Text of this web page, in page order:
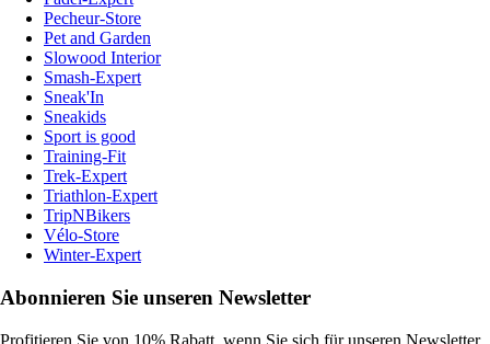
Pecheur-Store
Pet and Garden
Slowood Interior
Smash-Expert
Sneak'In
Sneakids
Sport is good
Training-Fit
Trek-Expert
Triathlon-Expert
TripNBikers
Vélo-Store
Winter-Expert
Abonnieren Sie unseren Newsletter
Profitieren Sie von 10% Rabatt, wenn Sie sich für unseren Newsletter